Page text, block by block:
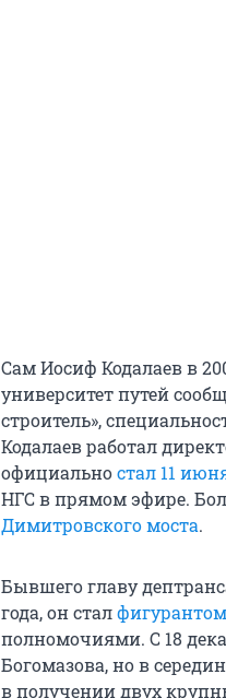
Сам Иосиф Кодалаев в
университет путей
строитель»,
Кодалаев работал
официальностал 11
НГС в прямом эфире.
Димитровского моста.
Бывшего главу
года, он стал
полномочиями. С 18
Богомазова, но в
в получении двух